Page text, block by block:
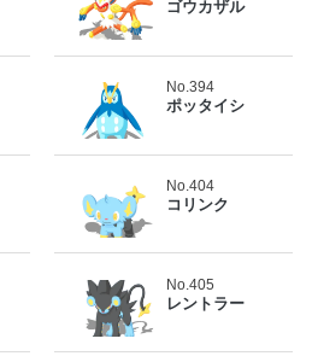
ゴウカザル
No.394
ポッタイシ
No.404
コリンク
No.405
レントラー